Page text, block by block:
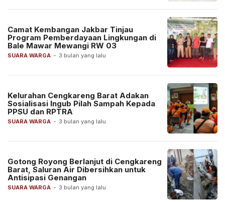
SUARA WARGA - 3 bulan yang lalu
Camat Kembangan Jakbar Tinjau
Program Pemberdayaan Lingkungan di
Bale Mawar Mewangi RW 03
SUARA WARGA - 3 bulan yang lalu
Kelurahan Cengkareng Barat Adakan
Sosialisasi Ingub Pilah Sampah Kepada
PPSU dan RPTRA
SUARA WARGA - 3 bulan yang lalu
Gotong Royong Berlanjut di Cengkareng
Barat, Saluran Air Dibersihkan untuk
Antisipasi Genangan